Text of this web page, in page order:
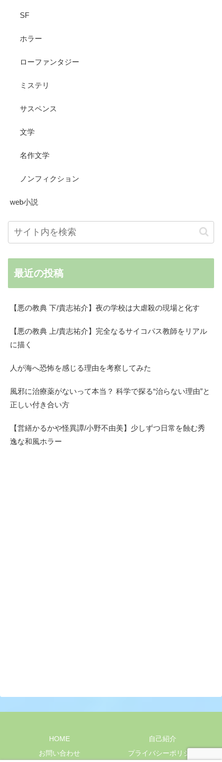
SF
ホラー
ローファンタジー
ミステリ
サスペンス
文学
名作文学
ノンフィクション
web小説
最近の投稿
【悪の教典 下/貴志祐介】夜の学校は大虐殺の現場と化す
【悪の教典 上/貴志祐介】完全なるサイコパス教師をリアル
に描く
人が海へ恐怖を感じる理由を考察してみた
風邪に治療薬がないって本当？ 科学で探る“治らない理由”と
正しい付き合い方
【営繕かるかや怪異譚/小野不由美】少しずつ日常を蝕む秀
逸な和風ホラー
HOME
自己紹介
お問い合わせ
プライバシーポリシー